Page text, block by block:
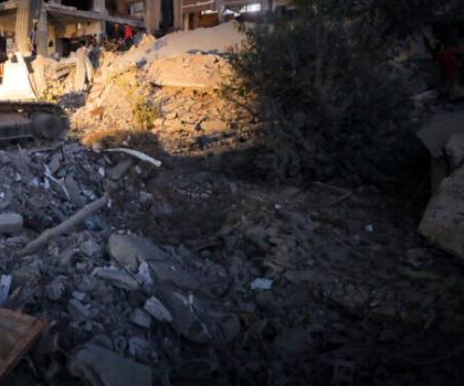
2026: Das ist
Beliak
Israel-Wahlen 2026: Das ist
Knesset – Debbie Biton